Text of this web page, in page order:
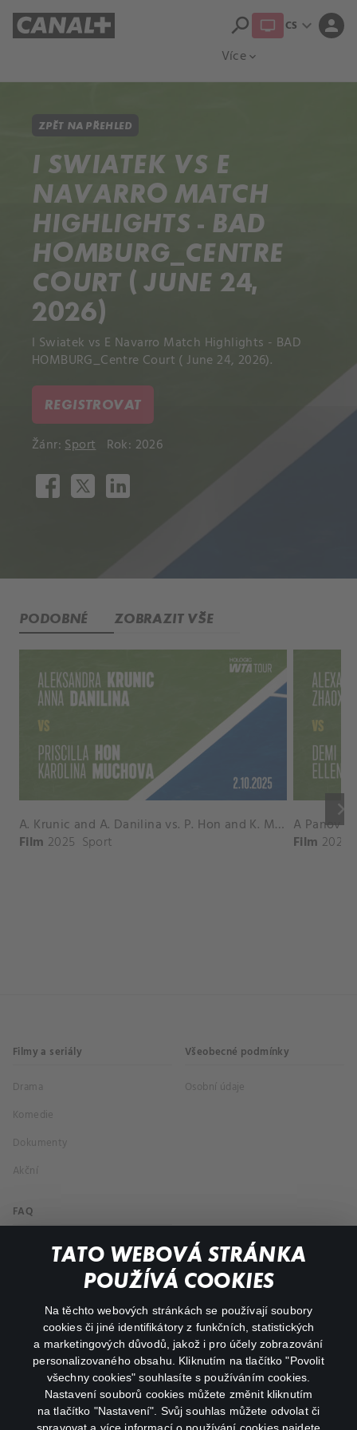
TATO WEBOVÁ STRÁNKA
POUŽÍVÁ COOKIES
Na těchto webových stránkách se používají soubory
cookies či jiné identifikátory z funkčních, statistických
a marketingových důvodů, jakož i pro účely zobrazování
personalizovaného obsahu. Kliknutím na tlačítko "Povolit
všechny cookies" souhlasíte s používáním cookies.
Nastavení souborů cookies můžete změnit kliknutím
na tlačítko "Nastavení". Svůj souhlas můžete odvolat či
Více expand_more
search CS expand_more person
ZPĚT NA PŘEHLED
I SWIATEK VS E
NAVARRO MATCH
HIGHLIGHTS - BAD
HOMBURG_CENTRE
COURT ( JUNE 24,
2026)
I Swiatek vs E Navarro Match Highlights - BAD
HOMBURG_Centre Court ( June 24, 2026).
REGISTROVAT
Žánr:Sport Rok: 2026
PODOBNÉ ZOBRAZIT VŠE
keyboard_arrow_right
A. Krunic and A. Danilina vs. P. Hon and K. Muchova Match Highlights - BEIJING_Capital Group Diamond ( October 02, 2025)
Film 2025 Sport Film 2026
Filmy a seriály
Drama
Komedie
Dokumenty
Akční
Všeobecné podmínky
Osobní údaje
FAQ
Můj účet
Důležité odkazy
facebookinstagram
youtube